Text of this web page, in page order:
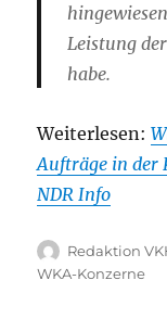
Leistung
habe.
Weiterlesen:
Aufträge in der
NDR Info
Autor
Redaktion
WKA-Konzerne